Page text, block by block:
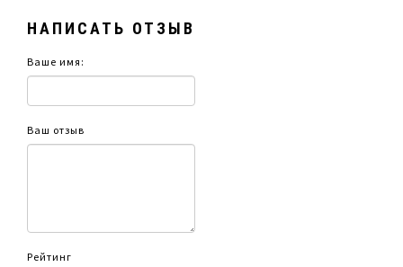
специально разработан для размещения
добавьте его к вашей индивидуальной
завершенного и гармоничного образа;
НАПИСАТЬ ОТЗЫВ
Ваше имя:
Ваш отзыв
Рейтинг